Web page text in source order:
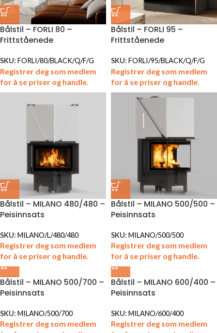
Bålstil – FORLI 80 –
Frittståenede
SKU: FORLI/80/BLACK/Q/F/G
Registrer deg som medlem
for å se priser og handle.
Bålstil – FORLI 95 –
Frittståenede
SKU: FORLI/95/BLACK/Q/F/G
Registrer deg som medlem
for å se priser og handle.
Bålstil – MILANO 480/480 –
Peisinnsats
SKU: MILANO/L/480/480
Registrer deg som medlem
for å se priser og handle.
Bålstil – MILANO 500/500 –
Peisinnsats
SKU: MILANO/500/500
Registrer deg som medlem
for å se priser og handle.
Bålstil – MILANO 500/700 –
Peisinnsats
SKU: MILANO/500/700
Registrer deg som medlem
Bålstil – MILANO 600/400 –
Peisinnsats
SKU: MILANO/600/400
Registrer deg som medlem